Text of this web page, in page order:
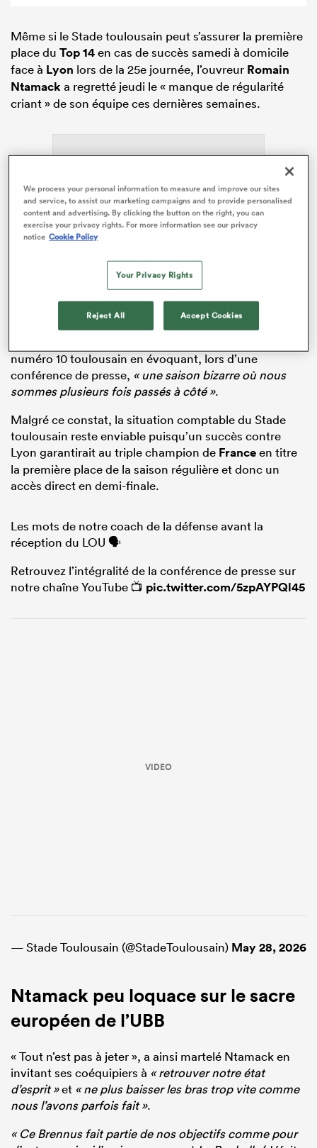
Même si le Stade toulousain peut s’assurer la première
place du Top 14en cas de succès samedi à domicile
face à Lyon lors de la 25e journée, l’ouvreur Romain
Ntamacka regretté jeudi le « manque de régularité
criant » de son équipe ces dernières semaines.
ADVERTISEMENT
numéro 10 toulousain en évoquant, lors d’une
conférence de presse, « une saison bizarre où nous
sommes plusieurs fois passés à côté ».
Malgré ce constat, la situation comptable du Stade
toulousain reste enviable puisqu’un succès contre
Lyon garantirait au triple champion de Franceen titre
la première place de la saison régulière et donc un
accès direct en demi-finale.
Les mots de notre coach de la défense avant la
réception du LOU 🗣️
Retrouvez l’intégralité de la conférence de presse sur
notre chaîne YouTube 📺 pic.twitter.com/5zpAYPQl45
VIDEO
— Stade Toulousain (@StadeToulousain) May 28, 2026
Ntamack peu loquace sur le sacre
européen de l’UBB
« Tout n’est pas à jeter », a ainsi martelé Ntamack en
invitant ses coéquipiers à « retrouver notre état
d’esprit »et « ne plus baisser les bras trop vite comme
nous l’avons parfois fait ».
« Ce Brennus fait partie de nos objectifs comme pour
We process your personal information to measure and improve our sites
and service, to assist our marketing campaigns and to provide personalised
content and advertising. By clicking the button on the right, you can
exercise your privacy rights. For more information see our privacy
notice Cookie Policy
Your Privacy Rights
Reject All Accept Cookies